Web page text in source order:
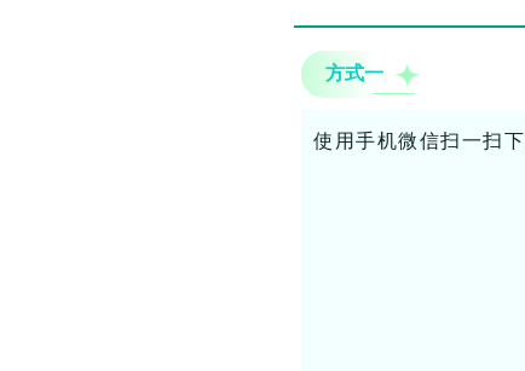
方式一
使用手机微信扫一扫